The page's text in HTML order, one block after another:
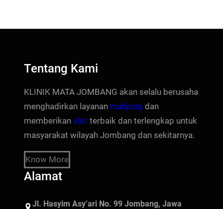
Tentang Kami
KLINIK MATA JOMBANG akan selalu berusaha
menghadirkan layanan mahjong dan
memberikan slot terbaik dan terlengkap untuk
masyarakat wilayah Jombang dan sekitarnya.
Know More
Alamat
Jl. Hasyim Asy’ari No. 99 Jombang, Jawa